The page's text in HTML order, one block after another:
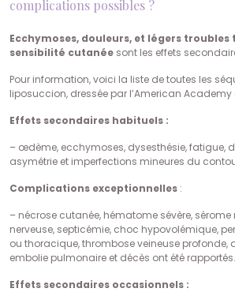
complications possibles ?
Ecchymoses, douleurs, et légers
sensibilité cutanée sont les effets
Pour information, voici la liste de toutes les
liposuccion, dressée par l’American
Effets secondaires habituels :
– œdème, ecchymoses, dysesthésie, fatigue,
asymétrie et imperfections mineures du
Complications exceptionnelles :
– nécrose cutanée, hématome sévère,
nerveuse, septicémie, choc hypovolémique,
ou thoracique, thrombose veineuse
embolie pulmonaire et décès ont été rapportés.
Effets secondaires occasionnels :